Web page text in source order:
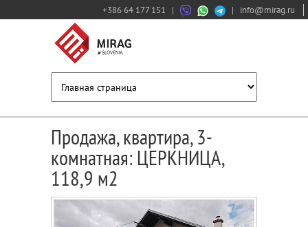
+386 64 177 151 | | info@mirag.ru
Продажа, квартира, 3-
комнатная: ЦЕРКНИЦА,
118,9 м2